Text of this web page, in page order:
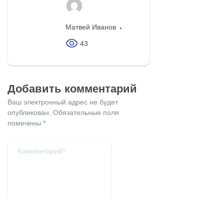
Матвей Иванов
43
Добавить комментарий
Ваш электронный адрес не будет
опубликован. Обязательные поля
помечены *